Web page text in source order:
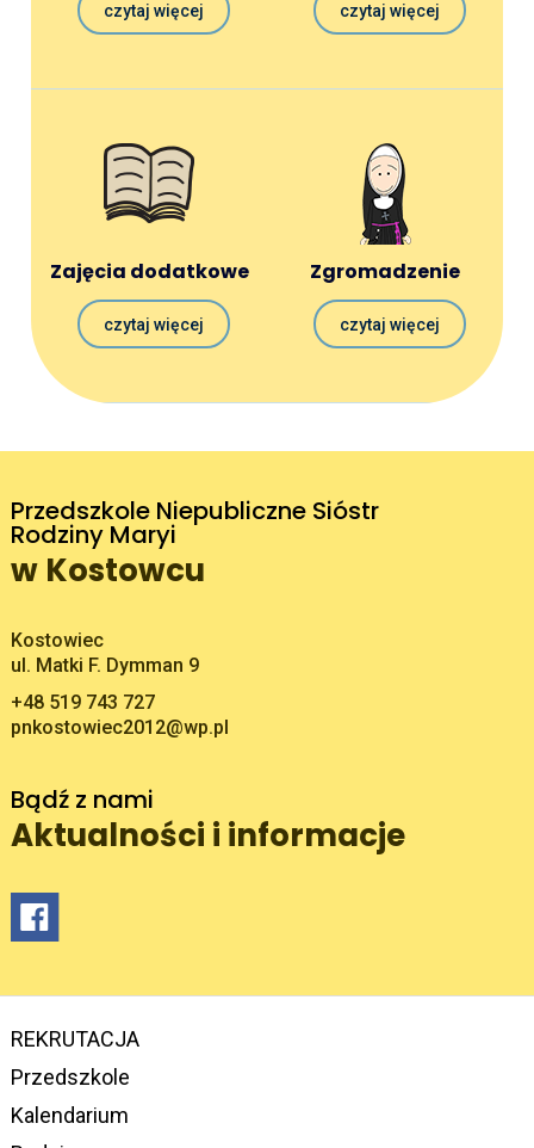
czytaj więcej czytaj więcej
Zajęcia dodatkowe
czytaj więcej
Zgromadzenie
czytaj więcej
Przedszkole Niepubliczne Sióstr
Rodziny Maryi
w Kostowcu
Adres pocztowy:
Kostowiec
ul. Matki F. Dymman 9
+48 519 743 727
pnkostowiec2012@wp.pl
Bądź z nami
Aktualności i informacje
REKRUTACJA
Przedszkole
Kalendarium